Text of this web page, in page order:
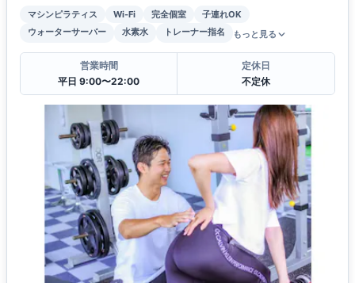
マシンピラティス Wi-Fi 完全個室
子連れOK
ウォーターサーバー
水素水 トレーナー指名 もっと見る
営業時間
平日 9:00〜22:00
定休日
不定休